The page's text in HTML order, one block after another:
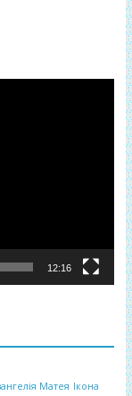
12:16
Матея Ікона